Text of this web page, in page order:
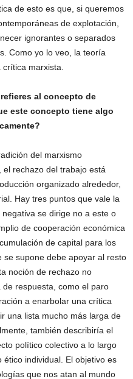
de esto es que, si queremos
de explotación,
ignorantes o separados
Como yo lo veo, la teoría
marxista.
al concepto de
este concepto tiene algo
del marxismo
rechazo del trabajo está
organizado alrededor,
Hay tres puntos que vale la
se dirige no a este o
de cooperación económica
de capital para los
se supone debe apoyar al resto
noción de rechazo no
respuesta, como el paro
a enarbolar una crítica
una lista mucho más larga de
también describiría el
político colectivo a lo largo
individual. El objetivo es
que nos atan al mundo